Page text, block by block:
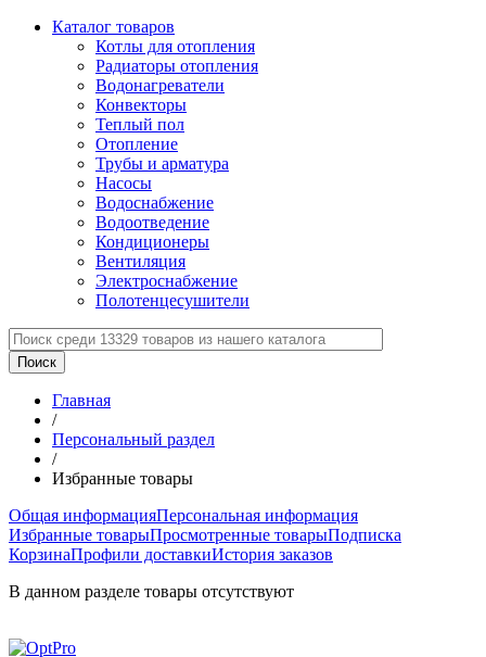
Каталог товаров
Котлы для отопления
Радиаторы отопления
Водонагреватели
Конвекторы
Теплый пол
Отопление
Трубы и арматура
Насосы
Водоснабжение
Водоотведение
Кондиционеры
Вентиляция
Электроснабжение
Полотенцесушители
Главная
/
Персональный раздел
/
Избранные товары
Общая информацияПерсональная информация
Избранные товарыПросмотренные товарыПодписка
КорзинаПрофили доставкиИстория заказов
В данном разделе товары отсутствуют